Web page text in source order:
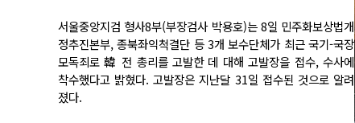
서울중앙지검 형사8부(부장검사 박용호)는 8일 민주화보상법개
정추진본부, 종북좌익척결단 등 3개 보수단체가 최근 국기-국장
모독죄로 韓 전 총리를 고발한 데 대해 고발장을 접수, 수사에
착수했다고 밝혔다. 고발장은 지난달 31일 접수된 것으로 알려
졌다.